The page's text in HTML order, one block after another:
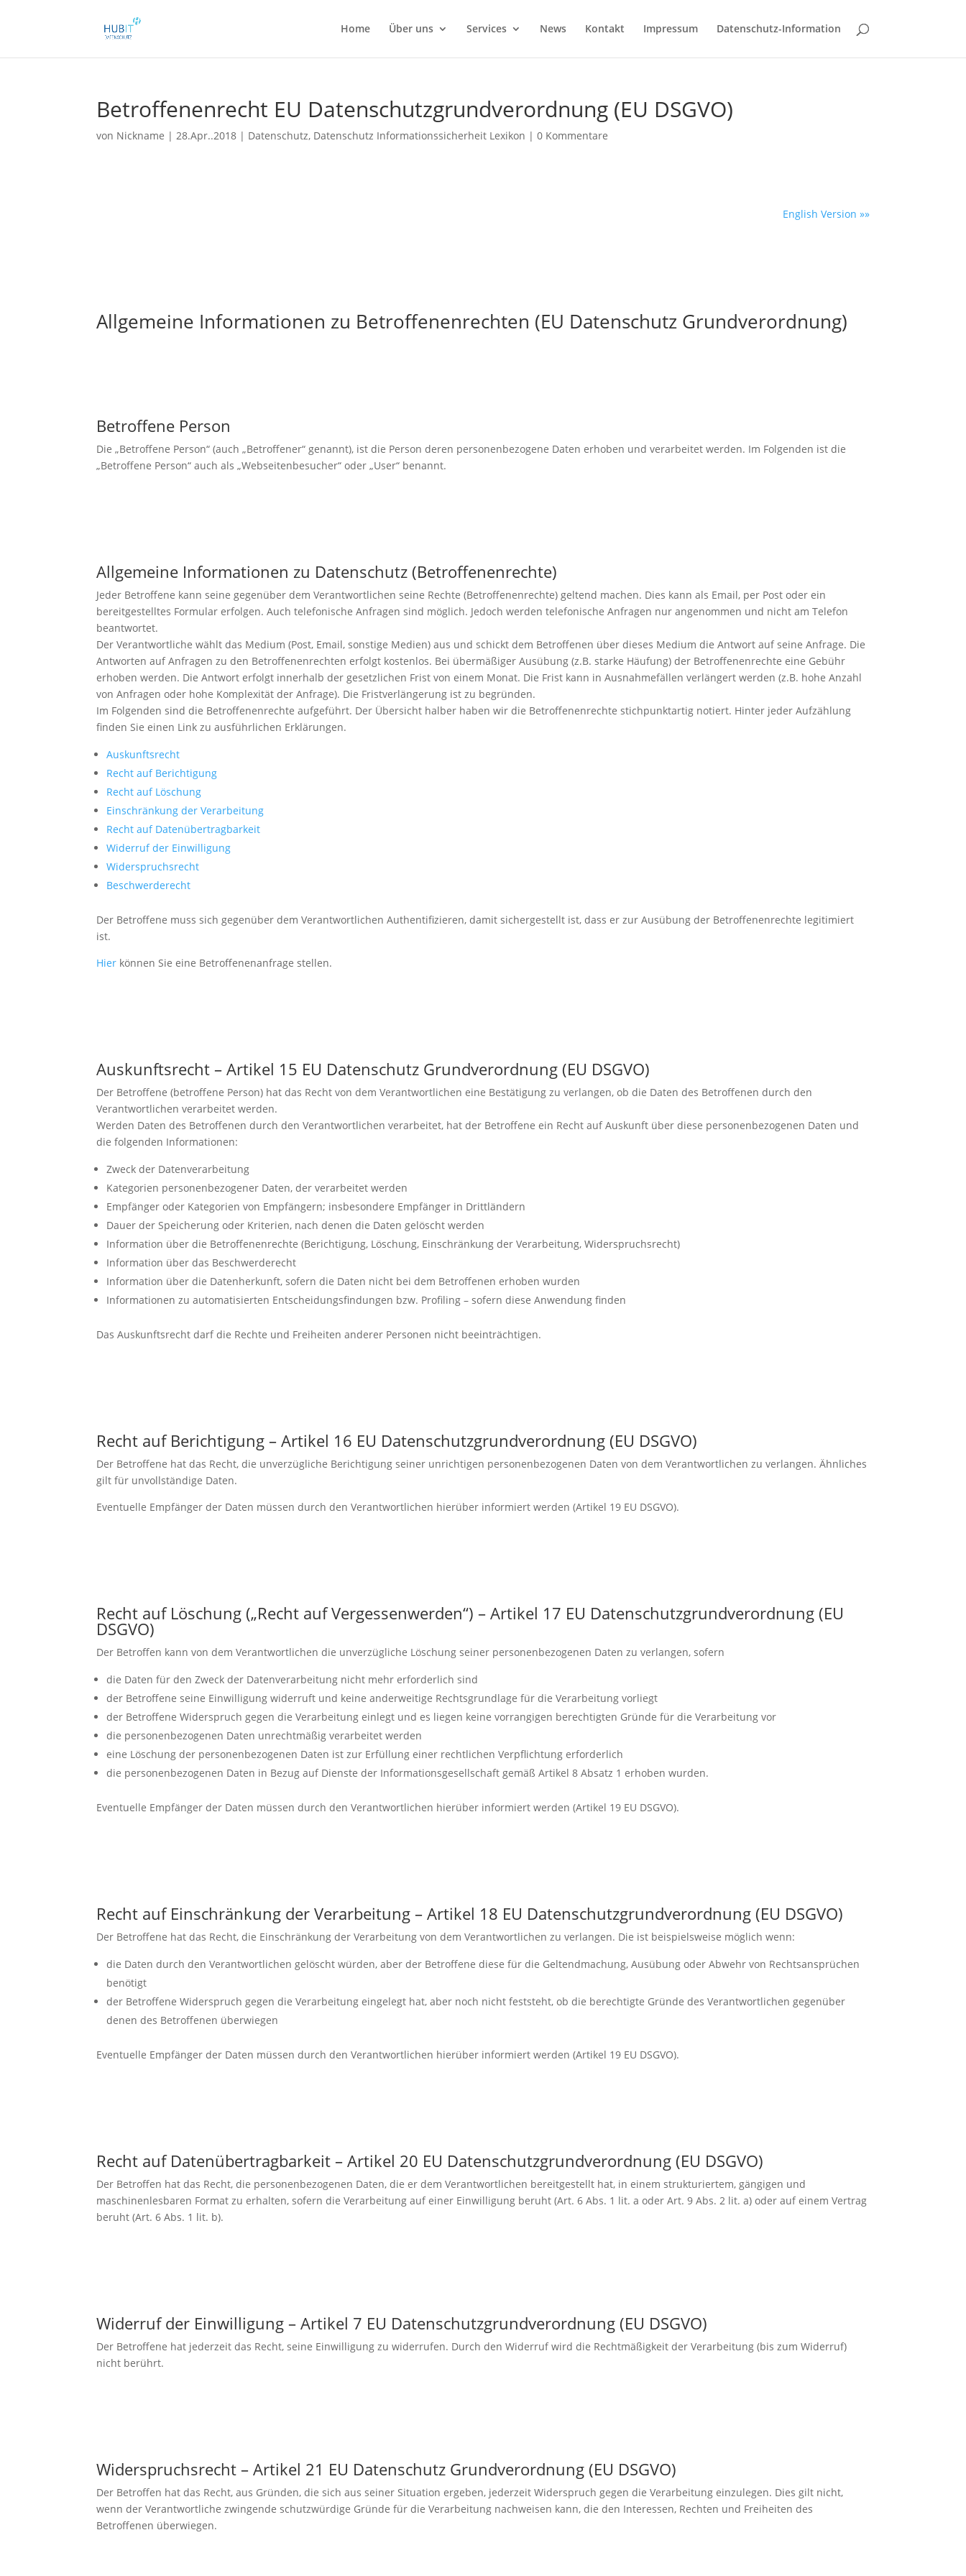
Home Über uns Services News Kontakt Impressum Datenschutz-Information
Betroffenenrecht EU Datenschutzgrundverordnung (EU DSGVO)
von Nickname |28.Apr..2018 | Datenschutz, Datenschutz Informationssicherheit Lexikon |0 Kommentare
English Version »»
Allgemeine Informationen zu Betroffenenrechten (EU Datenschutz Grundverordnung)
Betroffene Person
Die „Betroffene Person“ (auch „Betroffener“ genannt), ist die Person deren personenbezogene Daten erhoben und verarbeitet werden. Im Folgenden ist die
„Betroffene Person“ auch als „Webseitenbesucher“ oder „User“ benannt.
Allgemeine Informationen zu Datenschutz (Betroffenenrechte)
Jeder Betroffene kann seine gegenüber dem Verantwortlichen seine Rechte (Betroffenenrechte) geltend machen. Dies kann als Email, per Post oder ein
bereitgestelltes Formular erfolgen. Auch telefonische Anfragen sind möglich. Jedoch werden telefonische Anfragen nur angenommen und nicht am Telefon
beantwortet.
Der Verantwortliche wählt das Medium (Post, Email, sonstige Medien) aus und schickt dem Betroffenen über dieses Medium die Antwort auf seine Anfrage. Die
Antworten auf Anfragen zu den Betroffenenrechten erfolgt kostenlos. Bei übermäßiger Ausübung (z.B. starke Häufung) der Betroffenenrechte eine Gebühr
erhoben werden. Die Antwort erfolgt innerhalb der gesetzlichen Frist von einem Monat. Die Frist kann in Ausnahmefällen verlängert werden (z.B. hohe Anzahl
von Anfragen oder hohe Komplexität der Anfrage). Die Fristverlängerung ist zu begründen.
Im Folgenden sind die Betroffenenrechte aufgeführt. Der Übersicht halber haben wir die Betroffenenrechte stichpunktartig notiert. Hinter jeder Aufzählung
finden Sie einen Link zu ausführlichen Erklärungen.
Auskunftsrecht
Recht auf Berichtigung
Recht auf Löschung
Einschränkung der Verarbeitung
Recht auf Datenübertragbarkeit
Widerruf der Einwilligung
Widerspruchsrecht
Beschwerderecht
Der Betroffene muss sich gegenüber dem Verantwortlichen Authentifizieren, damit sichergestellt ist, dass er zur Ausübung der Betroffenenrechte legitimiert
ist.
Hier können Sie eine Betroffenenanfrage stellen.
Auskunftsrecht – Artikel 15 EU Datenschutz Grundverordnung (EU DSGVO)
Der Betroffene (betroffene Person) hat das Recht von dem Verantwortlichen eine Bestätigung zu verlangen, ob die Daten des Betroffenen durch den
Verantwortlichen verarbeitet werden.
Werden Daten des Betroffenen durch den Verantwortlichen verarbeitet, hat der Betroffene ein Recht auf Auskunft über diese personenbezogenen Daten und
die folgenden Informationen:
Zweck der Datenverarbeitung
Kategorien personenbezogener Daten, der verarbeitet werden
Empfänger oder Kategorien von Empfängern; insbesondere Empfänger in Drittländern
Dauer der Speicherung oder Kriterien, nach denen die Daten gelöscht werden
Information über die Betroffenenrechte (Berichtigung, Löschung, Einschränkung der Verarbeitung, Widerspruchsrecht)
Information über das Beschwerderecht
Information über die Datenherkunft, sofern die Daten nicht bei dem Betroffenen erhoben wurden
Informationen zu automatisierten Entscheidungsfindungen bzw. Profiling – sofern diese Anwendung finden
Das Auskunftsrecht darf die Rechte und Freiheiten anderer Personen nicht beeinträchtigen.
Recht auf Berichtigung – Artikel 16 EU Datenschutzgrundverordnung (EU DSGVO)
Der Betroffene hat das Recht, die unverzügliche Berichtigung seiner unrichtigen personenbezogenen Daten von dem Verantwortlichen zu verlangen. Ähnliches
gilt für unvollständige Daten.
Eventuelle Empfänger der Daten müssen durch den Verantwortlichen hierüber informiert werden (Artikel 19 EU DSGVO).
Recht auf Löschung („Recht auf Vergessenwerden“) – Artikel 17 EU Datenschutzgrundverordnung (EU
DSGVO)
Der Betroffen kann von dem Verantwortlichen die unverzügliche Löschung seiner personenbezogenen Daten zu verlangen, sofern
die Daten für den Zweck der Datenverarbeitung nicht mehr erforderlich sind
der Betroffene seine Einwilligung widerruft und keine anderweitige Rechtsgrundlage für die Verarbeitung vorliegt
der Betroffene Widerspruch gegen die Verarbeitung einlegt und es liegen keine vorrangigen berechtigten Gründe für die Verarbeitung vor
die personenbezogenen Daten unrechtmäßig verarbeitet werden
eine Löschung der personenbezogenen Daten ist zur Erfüllung einer rechtlichen Verpflichtung erforderlich
die personenbezogenen Daten in Bezug auf Dienste der Informationsgesellschaft gemäß Artikel 8 Absatz 1 erhoben wurden.
Eventuelle Empfänger der Daten müssen durch den Verantwortlichen hierüber informiert werden (Artikel 19 EU DSGVO).
Recht auf Einschränkung der Verarbeitung – Artikel 18 EU Datenschutzgrundverordnung (EU DSGVO)
Der Betroffene hat das Recht, die Einschränkung der Verarbeitung von dem Verantwortlichen zu verlangen. Die ist beispielsweise möglich wenn:
die Daten durch den Verantwortlichen gelöscht würden, aber der Betroffene diese für die Geltendmachung, Ausübung oder Abwehr von Rechtsansprüchen
benötigt
der Betroffene Widerspruch gegen die Verarbeitung eingelegt hat, aber noch nicht feststeht, ob die berechtigte Gründe des Verantwortlichen gegenüber
denen des Betroffenen überwiegen
Eventuelle Empfänger der Daten müssen durch den Verantwortlichen hierüber informiert werden (Artikel 19 EU DSGVO).
Recht auf Datenübertragbarkeit – Artikel 20 EU Datenschutzgrundverordnung (EU DSGVO)
Der Betroffen hat das Recht, die personenbezogenen Daten, die er dem Verantwortlichen bereitgestellt hat, in einem strukturiertem, gängigen und
maschinenlesbaren Format zu erhalten, sofern die Verarbeitung auf einer Einwilligung beruht (Art. 6 Abs. 1 lit. a oder Art. 9 Abs. 2 lit. a) oder auf einem Vertrag
beruht (Art. 6 Abs. 1 lit. b).
Widerruf der Einwilligung – Artikel 7 EU Datenschutzgrundverordnung (EU DSGVO)
Der Betroffene hat jederzeit das Recht, seine Einwilligung zu widerrufen. Durch den Widerruf wird die Rechtmäßigkeit der Verarbeitung (bis zum Widerruf)
nicht berührt.
Widerspruchsrecht – Artikel 21 EU Datenschutz Grundverordnung (EU DSGVO)
Der Betroffen hat das Recht, aus Gründen, die sich aus seiner Situation ergeben, jederzeit Widerspruch gegen die Verarbeitung einzulegen. Dies gilt nicht,
wenn der Verantwortliche zwingende schutzwürdige Gründe für die Verarbeitung nachweisen kann, die den Interessen, Rechten und Freiheiten des
Betroffenen überwiegen.